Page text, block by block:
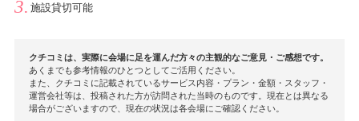
施設貸切可能
クチコミは、実際に会場に足を運んだ方々の主観的なご意見・ご感想です。
あくまでも参考情報のひとつとしてご活用ください。
また、クチコミに記載されているサービス内容・プラン・金額・スタッフ・
運営会社等は、投稿された方が訪問された当時のものです。現在とは異なる
場合がございますので、現在の状況は各会場にご確認ください。